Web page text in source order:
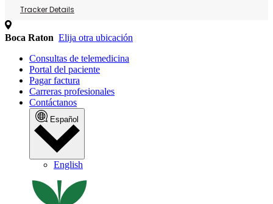
Tracker Details
Boca Raton Elija otra ubicación
Consultas de telemedicina
Portal del paciente
Pagar factura
Carreras profesionales
Contáctanos
Español
English